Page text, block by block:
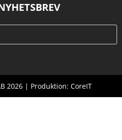
2026 | Produktion: CoreIT